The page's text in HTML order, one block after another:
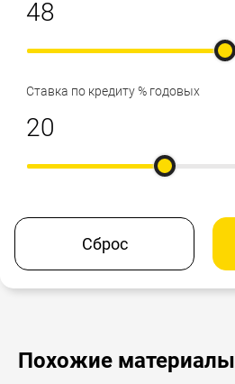
Ставка по кредиту % годовых
Сброс
Похожие материалы